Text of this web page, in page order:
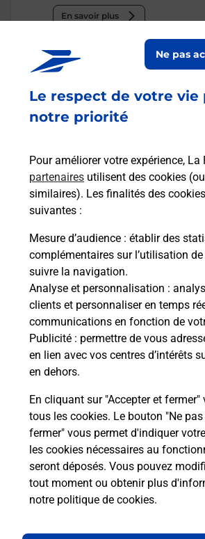
Le respect de votre vie
notre priorité
Pour améliorer votre expérience, La
partenaires utilisent des cookies
similaires). Les finalités des
suivantes :
Mesure d’audience : établir des
complémentaires sur l’utilisation
suivre la navigation.
Analyse et personnalisation :
clients et personnaliser en temps
communications en fonction de
Publicité : permettre de vous
en lien avec vos centres d’intérêts
en dehors.
En cliquant sur "Accepter et fermer"
tous les cookies. Le bouton "Ne
fermer" vous permet d'indiquer
les cookies nécessaires au
seront déposés. Vous pouvez
tout moment ou obtenir plus
notre politique de cookies.
Ne pas
En savoir plus
Malin !
La Poste
en ligne
En savoir plus
Recherchez un autre point
Questions
Quel réseau utilise La Poste
Est-ce que je peux garder
numéro de mobile
Est-ce que je peux
avec La Poste Mobile ?
à l’étranger avec La Poste